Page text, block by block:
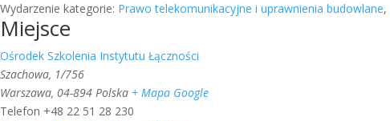
Wydarzenie kategorie: Prawo telekomunikacyjne i uprawnienia budowlane,
Miejsce
Ośrodek Szkolenia Instytutu Łączności
Szachowa, 1/756
Warszawa, 04-894 Polska + Mapa Google
Telefon +48 22 51 28 230